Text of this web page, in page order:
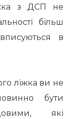
з ДСП не
більш
в
ліжка ви не
бути
які